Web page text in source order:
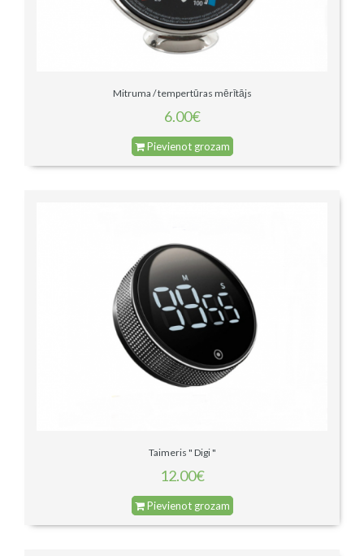
Mitruma / tempertūras mērītājs
6.00€
Pievienot grozam
Taimeris " Digi "
12.00€
Pievienot grozam